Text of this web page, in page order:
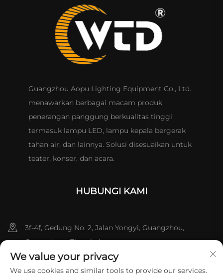
Guangzhou Aopu Lighting Equipment Co., Ltd.
menawarkan berbagai macam produk
penerangan panggung berkualitas tinggi
termasuk lampu LED, lampu kepala bergerak
tahan air, dan lainnya. Solusi disesuaikan untuk
teater, konser, dan acara.
HUBUNGI KAMI
3f-4f, Gedung No. 2, Jalan Yongyi, Guangzhou,
Guangdong, Tiongkok
+86-13824494018
We value your privacy
We use cookies and similar tools to provide our services.